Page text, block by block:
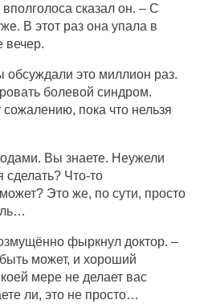
сказал он. – С
В этот раз она упала в
вечер.
обсуждали это миллион раз.
болевой синдром.
пока что нельзя
Вы знаете. Неужели
сделать? Что-то
Это же, по сути, просто
фыркнул доктор. –
может, и хороший
мере не делает вас
ли, это не просто…